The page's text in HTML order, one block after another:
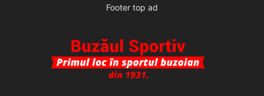
Footer top ad